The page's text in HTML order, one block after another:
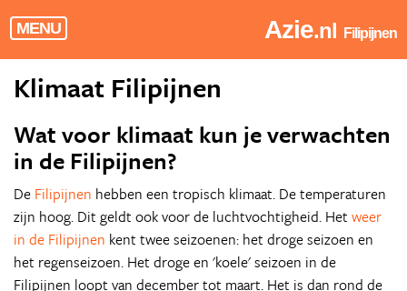
MENU Azie.nl Filipijnen
Klimaat Filipijnen
Wat voor klimaat kun je verwachten
in de Filipijnen?
De Filipijnen hebben een tropisch klimaat. De temperaturen
zijn hoog. Dit geldt ook voor de luchtvochtigheid. Het weer
in de Filipijnen kent twee seizoenen: het droge seizoen en
het regenseizoen. Het droge en 'koele' seizoen in de
Filipijnen loopt van december tot maart. Het is dan rond de